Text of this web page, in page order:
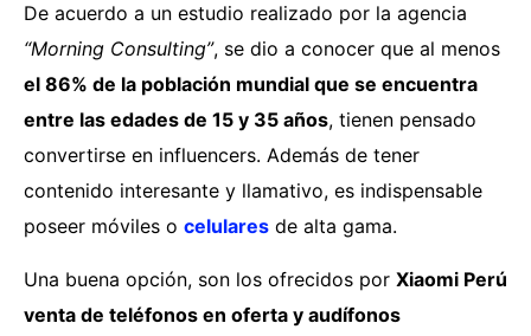
De acuerdo a un estudio realizado por la agencia
“Morning Consulting”, se dio a conocer que al menos
el 86% de la población mundial que se encuentra
entre las edades de 15 y 35 años, tienen pensado
convertirse en influencers. Además de tener
contenido interesante y llamativo, es indispensable
poseer móviles o celulares de alta gama.
Una buena opción, son los ofrecidos por Xiaomi Perú
venta de teléfonos en oferta y audífonos